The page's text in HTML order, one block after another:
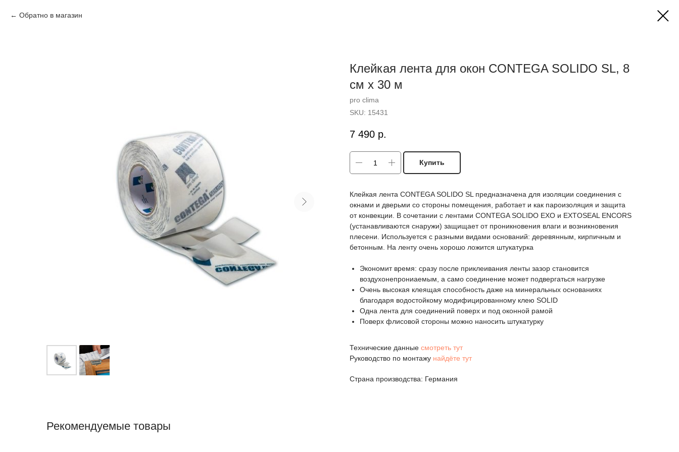
Обратно в магазин
Клейкая лента для окон CONTEGA SOLIDO SL, 8
см х 30 м
pro clima
SKU: 15431
7 490 р.
Купить
Клейкая лента CONTEGA SOLIDO SL предназначена для изоляции соединения с
окнами и дверьми со стороны помещения, работает и как пароизоляция и защита
от конвекции. В сочетании с лентами CONTEGA SOLIDO EXO и EXTOSEAL ENCORS
(устанавливаются снаружи) защищает от проникновения влаги и возникновения
плесени. Используется с разными видами оснований: деревянным, кирпичным и
бетонным. На ленту очень хорошо ложится штукатурка
Экономит время: сразу после приклеивания ленты зазор становится
воздухонепрониаемым, а само соединение может подвергаться нагрузке
Очень высокая клеящая способность даже на минеральных основаниях
благодаря водостойкому модифицированному клею SOLID
Одна лента для соединений поверх и под оконной рамой
Поверх флисовой стороны можно наносить штукатурку
Технические данные смотреть тут
Руководство по монтажу найдёте тут
Страна производства: Германия
Рекомендуемые товары